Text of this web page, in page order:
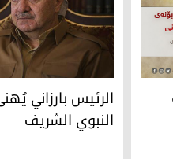
العام الميلادي الجديد
الرئيس بارزاني
الرئيس بارزاني
النبوي الشريف